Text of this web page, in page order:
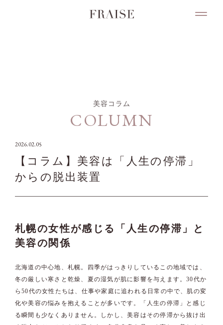
美容コラム
COLUMN
2026.02.05
【コラム】美容は「人生の停滞」
からの脱出装置
札幌の女性が感じる「人生の停滞」と
美容の関係
北海道の中心地、札幌。四季がはっきりしているこの地域では、
冬の厳しい寒さと乾燥、夏の湿気が肌に影響を与えます。30代か
ら50代の女性たちは、仕事や家庭に追われる日常の中で、肌の変
化や美容の悩みを抱えることが多いです。「人生の停滞」と感じ
る瞬間も少なくありません。しかし、美容はその停滞から抜け出